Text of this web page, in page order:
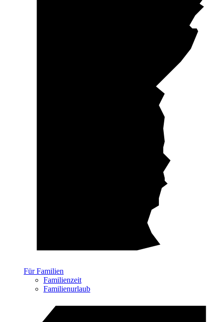
Für Familien
Familienzeit
Familienurlaub